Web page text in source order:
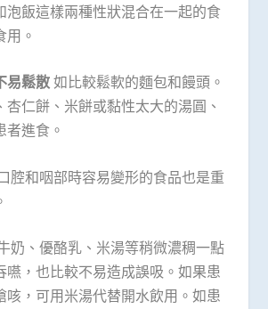
泡飯這樣兩種性狀混合在一起的食
。
易鬆散如比較鬆軟的麵包和饅頭。
杏仁餅、米餅或黏性太大的湯圓、
進食。
腔和咽部時容易變形的食品也是重
奶、優酪乳、米湯等稍微濃稠一點
嚥，也比較不易造成誤吸。如果患
咳，可用米湯代替開水飲用。如患